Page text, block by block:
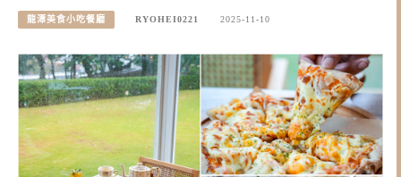
龍潭美食小吃餐廳 RYOHEI0221 2025-11-10